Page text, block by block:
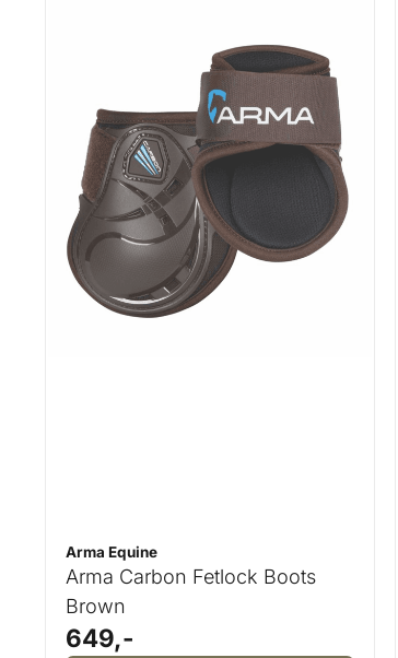
Arma Equine
Arma Carbon Fetlock Boots
Brown
649,-